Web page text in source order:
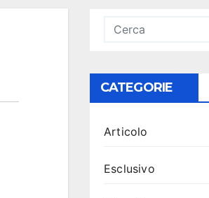
CATEGORIE
Articolo
Esclusivo